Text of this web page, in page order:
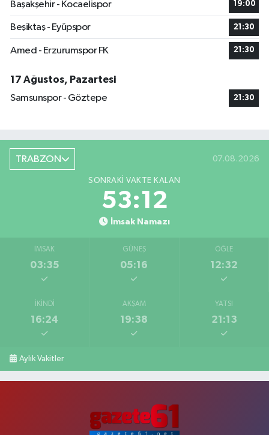
Başakşehir - Kocaelispor
19:00
Beşiktaş - Eyüpspor 21:30
Amed - Erzurumspor FK 21:30
17 Ağustos, Pazartesi
Samsunspor - Göztepe
21:30
TRABZON 07.08.2026
SONRAKI VAKTE KALAN
53:11
İmsak Namazı
İMSAK
03:35
GÜNEŞ
05:16
ÖĞLE
12:32
İKINDI
16:24
AKŞAM
19:38
YATSI
21:13
Aylık Vakitler